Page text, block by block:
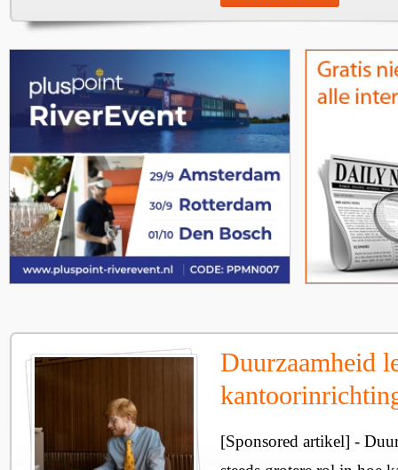
Duurzaamheid
[Sponsored artikel] -